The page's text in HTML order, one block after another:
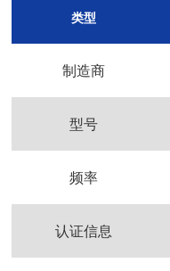
类型
制造商
型号
频率
认证信息